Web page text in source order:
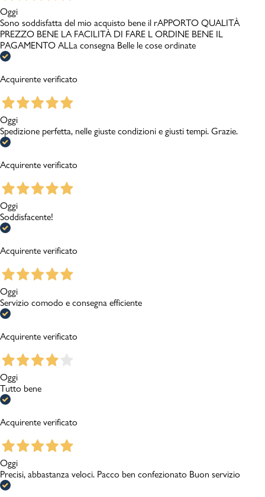
Oggi
Sono soddisfatta del mio acquisto bene il rAPPORTO QUALITÀ
PREZZO BENE LA FACILITÀ DI FARE L ORDINE BENE IL
PAGAMENTO ALLa consegna Belle le cose ordinate
Acquirente verificato
Oggi
Spedizione perfetta, nelle giuste condizioni e giusti tempi. Grazie.
Acquirente verificato
Oggi
Soddisfacente!
Acquirente verificato
Oggi
Servizio comodo e consegna efficiente
Acquirente verificato
Oggi
Tutto bene
Acquirente verificato
Oggi
Precisi, abbastanza veloci. Pacco ben confezionato Buon servizio